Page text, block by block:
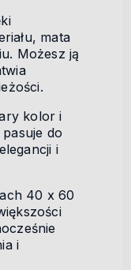
mata
Możesz ją
kolor i
do
i
40 x 60
i